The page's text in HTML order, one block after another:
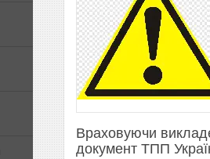
Враховуючи
документ ТПП